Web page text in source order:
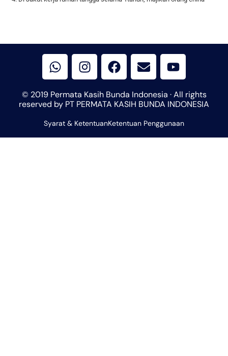
h
a
t
s
a
p
p
n
s
t
a
r
a
a
c
b
o
k
n
v
e
l
p
e
o
u
t
u
e
© 2019 Permata Kasih Bunda Indonesia · All rights
reserved by PT PERMATA KASIH BUNDA INDONESIA
Syarat & KetentuanKetentuan Penggunaan